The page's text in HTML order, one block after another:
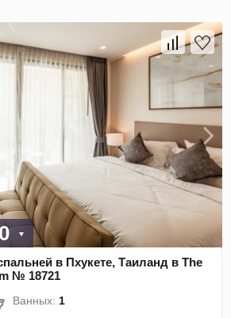
в Пхукете, Таиланд в The
№ 18721
Ванных: 1